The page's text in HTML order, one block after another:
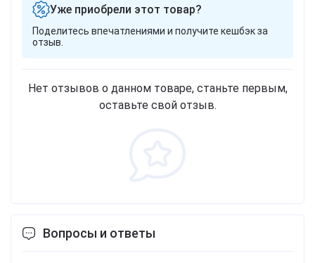
Уже приобрели этот товар?
Поделитесь впечатлениями и получите кешбэк за
отзыв.
Нет отзывов о данном товаре, станьте первым,
оставьте свой отзыв.
Вопросы и ответы